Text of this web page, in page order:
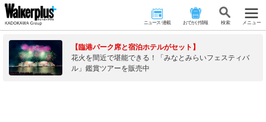
ニュース･連載 おでかけ情報 検 索 メニュー
【臨港パーク席と宿泊ホテルがセット】
花火を間近で堪能できる！「みなとみらいフェスティバ
ル」鑑賞ツアーを販売中